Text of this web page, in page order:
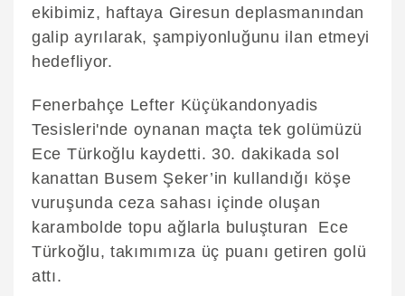
ekibimiz, haftaya Giresun deplasmanından
galip ayrılarak, şampiyonluğunu ilan etmeyi
hedefliyor.
Fenerbahçe Lefter Küçükandonyadis
Tesisleri'nde oynanan maçta tek golümüzü
Ece Türkoğlu kaydetti. 30. dakikada sol
kanattan Busem Şeker’in kullandığı köşe
vuruşunda ceza sahası içinde oluşan
karambolde topu ağlarla buluşturan Ece
Türkoğlu, takımımıza üç puanı getiren golü
attı.